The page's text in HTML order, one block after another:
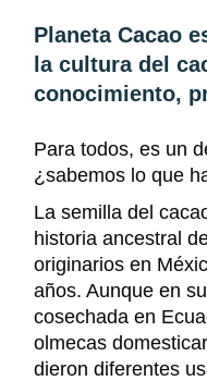
Planeta Cacao
la cultura del
conocimiento,
Para todos, es un
¿sabemos lo que
La semilla del
historia ancestral
originarios en
años. Aunque en
cosechada en
olmecas
dieron diferentes